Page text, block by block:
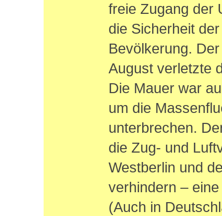
freie Zugang der
die Sicherheit
Bevölkerung.
August verletzte
Die Mauer war
um die
unterbrechen.
die Zug- und
Westberlin und
verhindern –
(Auch in